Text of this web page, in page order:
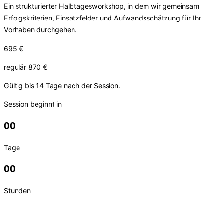
Ein strukturierter Halbtagesworkshop, in dem wir gemeinsam
Erfolgskriterien, Einsatzfelder und Aufwandsschätzung für Ihr
Vorhaben durchgehen.
695 €
regulär 870 €
Gültig bis 14 Tage nach der Session.
Session beginnt in
00
Tage
00
Stunden